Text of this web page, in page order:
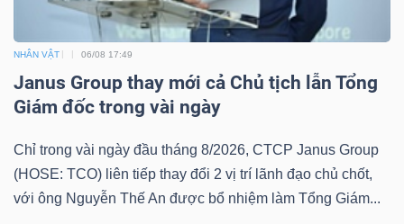
NHÂN VẬT 06/08 17:49
Janus Group thay mới cả Chủ tịch lẫn Tổng
Giám đốc trong vài ngày
Chỉ trong vài ngày đầu tháng 8/2026, CTCP Janus Group
(HOSE: TCO) liên tiếp thay đổi 2 vị trí lãnh đạo chủ chốt,
với ông Nguyễn Thế An được bổ nhiệm làm Tổng Giám...
TIỆN
ĐỘNG
SẢN